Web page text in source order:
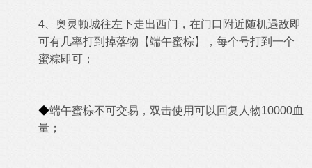
4、 奥灵顿城往左下走出西门，在门口附近随机遇敌即
可有几率打到掉落物 【端午蜜棕】，每个号打到一个
蜜粽即可；
◆端午蜜棕不可交易，双击使用可以回复人物10000血
量；